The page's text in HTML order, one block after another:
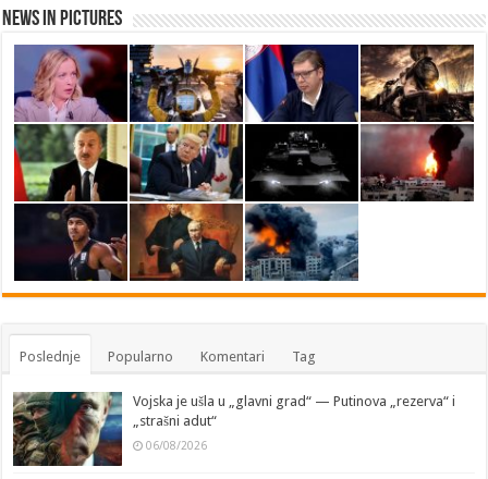
News in Pictures
Poslednje Popularno Komentari Tag
Vojska je ušla u „glavni grad“ — Putinova „rezerva“ i
„strašni adut“
06/08/2026